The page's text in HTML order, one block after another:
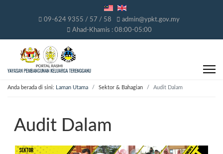
09-624 9355 / 57 / 58
admin@ypkt.gov.my
Ahad-Khamis : 08:00-05:00
Anda berada di sini: Laman Utama Sektor & Bahagian Audit Dalam
Audit Dalam